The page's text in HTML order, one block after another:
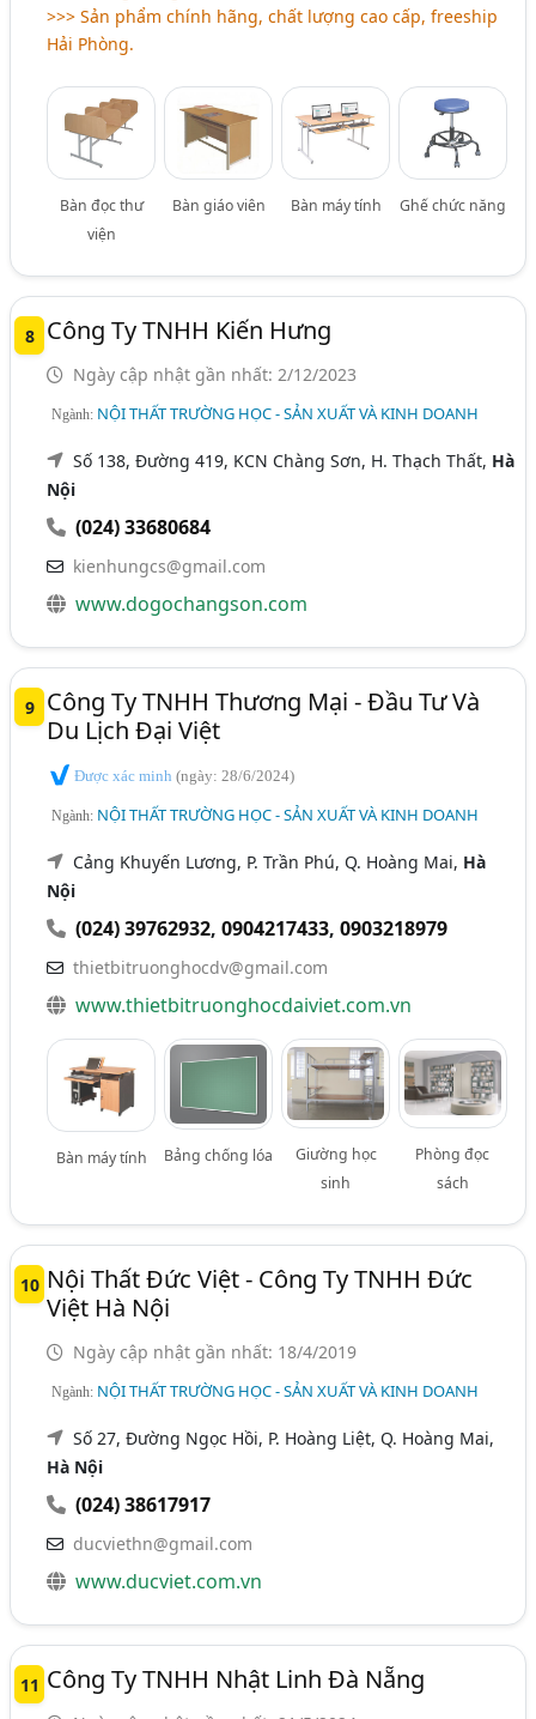
>>> Sản phẩm chính hãng, chất lượng cao cấp, freeship
Hải Phòng.
Bàn đọc thư
viện
Bàn giáo viên Bàn máy tính Ghế chức năng
8 Công Ty TNHH Kiến Hưng
Ngày cập nhật gần nhất: 2/12/2023
Ngành: NỘI THẤT TRƯỜNG HỌC - SẢN XUẤT VÀ KINH DOANH
Số 138, Đường 419, KCN Chàng Sơn, H. Thạch Thất, Hà
Nội
(024) 33680684
kienhungcs@gmail.com
www.dogochangson.com
9
Công Ty TNHH Thương Mại - Đầu Tư Và
Du Lịch Đại Việt
Được xác minh(ngày: 28/6/2024)
Ngành: NỘI THẤT TRƯỜNG HỌC - SẢN XUẤT VÀ KINH DOANH
Cảng Khuyến Lương, P. Trần Phú, Q. Hoàng Mai, Hà
Nội
(024) 39762932,0904217433,0903218979
thietbitruonghocdv@gmail.com
www.thietbitruonghocdaiviet.com.vn
Bàn máy tính Bảng chống lóa
Giường học
sinh
Phòng đọc
sách
10 Nội Thất Đức Việt - Công Ty TNHH Đức
Việt Hà Nội
Ngày cập nhật gần nhất: 18/4/2019
Ngành: NỘI THẤT TRƯỜNG HỌC - SẢN XUẤT VÀ KINH DOANH
Số 27, Đường Ngọc Hồi, P. Hoàng Liệt, Q. Hoàng Mai,
Hà Nội
(024) 38617917
ducviethn@gmail.com
www.ducviet.com.vn
11 Công Ty TNHH Nhật Linh Đà Nẵng